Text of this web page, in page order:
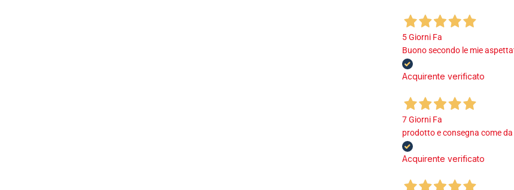
5 Giorni Fa
Buono secondo le mie
Acquirente verificato
7 Giorni Fa
prodotto e consegna come
Acquirente verificato